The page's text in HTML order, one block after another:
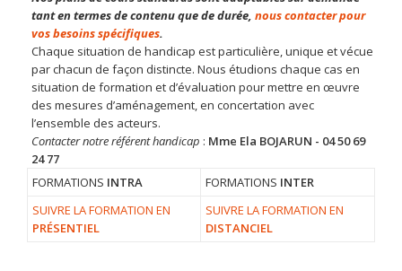
tant en termes de contenu que de durée, nous contacter pour
vos besoins spécifiques.
Chaque situation de handicap est particulière, unique et vécue
par chacun de façon distincte. Nous étudions chaque cas en
situation de formation et d’évaluation pour mettre en œuvre
des mesures d’aménagement, en concertation avec
l’ensemble des acteurs.
Contacter notre référent handicap : Mme Ela BOJARUN - 04 50 69
24 77
FORMATIONS INTRA FORMATIONS INTER
SUIVRE LA FORMATION EN
PRÉSENTIEL
SUIVRE LA FORMATION EN
DISTANCIEL